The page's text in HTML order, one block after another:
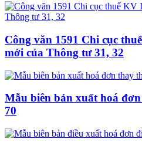
Công văn 1591 Chi cục
mới của Thông tư 31, 32
Mẫu biên bản xuất hoá
70